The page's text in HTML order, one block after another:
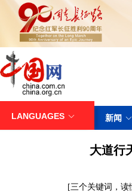
LANGUAGES 新闻
大道行
[三个关键词，读